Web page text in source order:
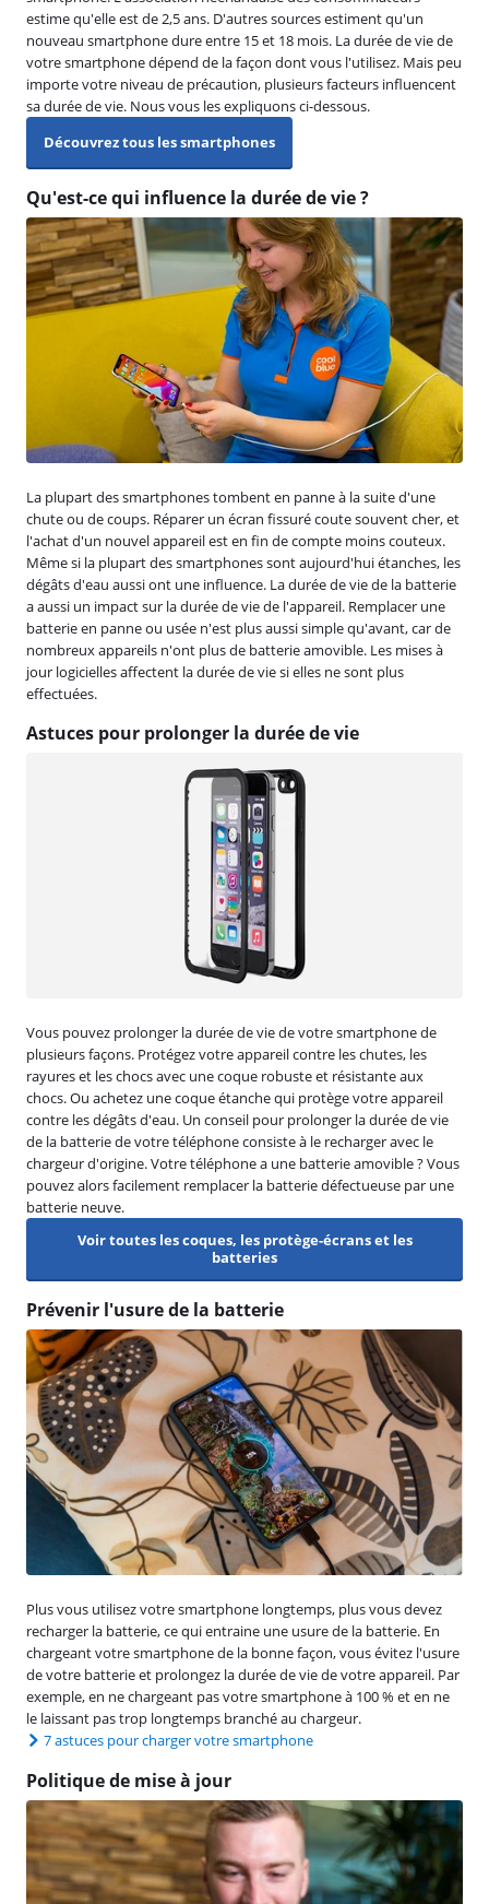
estime qu'elle est de 2,5 ans. D'autres sources estiment qu'un
nouveau smartphone dure entre 15 et 18 mois. La durée de vie de
votre smartphone dépend de la façon dont vous l'utilisez. Mais peu
importe votre niveau de précaution, plusieurs facteurs influencent
sa durée de vie. Nous vous les expliquons ci-dessous.
Découvrez tous les smartphones
Qu'est-ce qui influence la durée de vie ?
La plupart des smartphones tombent en panne à la suite d'une
chute ou de coups. Réparer un écran fissuré coute souvent cher, et
l'achat d'un nouvel appareil est en fin de compte moins couteux.
Même si la plupart des smartphones sont aujourd'hui étanches, les
dégâts d'eau aussi ont une influence. La durée de vie de la batterie
a aussi un impact sur la durée de vie de l'appareil. Remplacer une
batterie en panne ou usée n'est plus aussi simple qu'avant, car de
nombreux appareils n'ont plus de batterie amovible. Les mises à
jour logicielles affectent la durée de vie si elles ne sont plus
effectuées.
Astuces pour prolonger la durée de vie
Vous pouvez prolonger la durée de vie de votre smartphone de
plusieurs façons. Protégez votre appareil contre les chutes, les
rayures et les chocs avec une coque robuste et résistante aux
chocs. Ou achetez une coque étanche qui protège votre appareil
contre les dégâts d'eau. Un conseil pour prolonger la durée de vie
de la batterie de votre téléphone consiste à le recharger avec le
chargeur d'origine. Votre téléphone a une batterie amovible ? Vous
pouvez alors facilement remplacer la batterie défectueuse par une
batterie neuve.
Voir toutes les coques, les protège-écrans et les
batteries
Prévenir l'usure de la batterie
Plus vous utilisez votre smartphone longtemps, plus vous devez
recharger la batterie, ce qui entraine une usure de la batterie. En
chargeant votre smartphone de la bonne façon, vous évitez l'usure
de votre batterie et prolongez la durée de vie de votre appareil. Par
exemple, en ne chargeant pas votre smartphone à 100 % et en ne
le laissant pas trop longtemps branché au chargeur.
7 astuces pour charger votre smartphone
Politique de mise à jour